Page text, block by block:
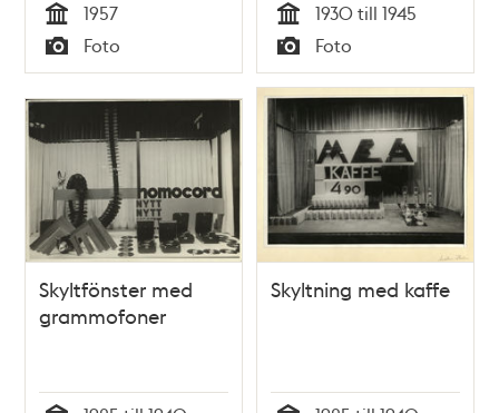
Tid
1957
Typ
Foto Tid
1930 till 1945
Typ
Foto
Skyltfönster med
grammofoner
Skyltning med kaffe